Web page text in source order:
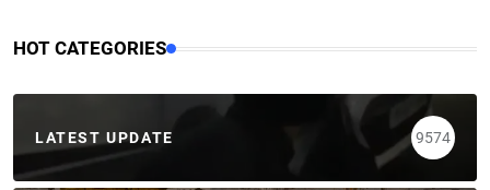
HOT CATEGORIES
LATEST UPDATE 9574